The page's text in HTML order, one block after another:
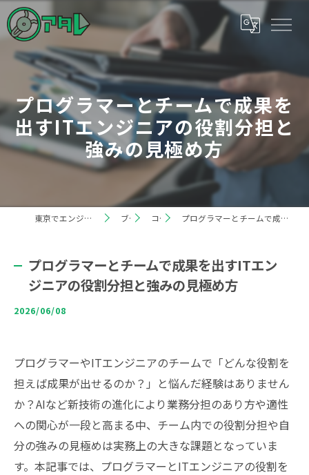
プログラマーとチームで成果を
出すITエンジニアの役割分担と
強みの見極め方
東京でエンジニアの求人なら株式会社アタレ ブログ コラム プログラマーとチームで成果を出すITエンジニアの役割分担と強みの見極め方
プログラマーとチームで成果を出すITエン
ジニアの役割分担と強みの見極め方
2026/06/08
プログラマーやITエンジニアのチームで「どんな役割を
担えば成果が出せるのか？」と悩んだ経験はありません
か？AIなど新技術の進化により業務分担のあり方や適性
への関心が一段と高まる中、チーム内での役割分担や自
分の強みの見極めは実務上の大きな課題となっていま
す。本記事では、プログラマーとITエンジニアの役割を